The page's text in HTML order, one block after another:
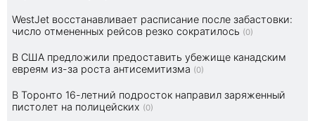
WestJet восстанавливает расписание после забастовки:
число отмененных рейсов резко сократилось (0)
В США предложили предоставить убежище канадским
евреям из-за роста антисемитизма (0)
В Торонто 16-летний подросток направил заряженный
пистолет на полицейских (0)